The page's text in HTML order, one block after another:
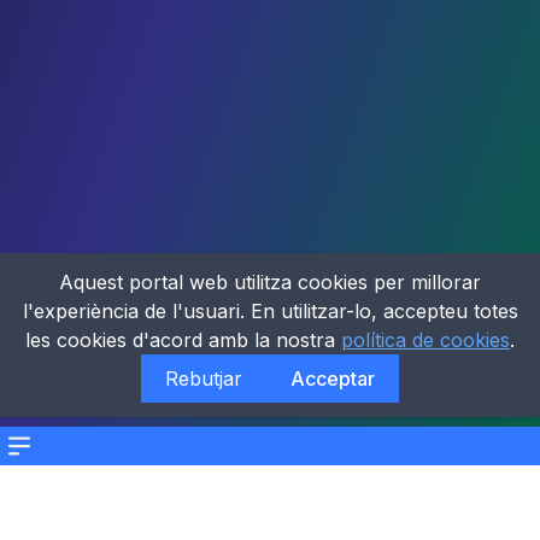
Menu
Aquest portal web utilitza cookies per millorar
l'experiència de l'usuari. En utilitzar-lo, accepteu totes
les cookies d'acord amb la nostra política de cookies.
Rebutjar
Acceptar